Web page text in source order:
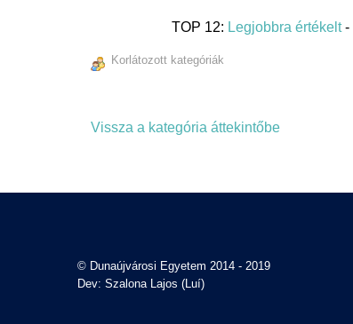
TOP 12: Legjobbra értékelt-
Korlátozott kategóriák
Vissza a kategória áttekintőbe
© Dunaújvárosi Egyetem 2014 - 2019
Dev: Szalona Lajos (Luí)